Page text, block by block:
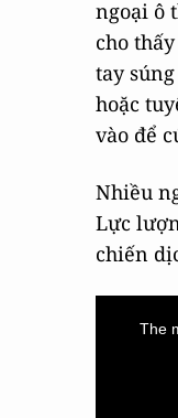
ngoại ô
cho
tay
hoặc
vào để
Nhiều
Lực
chiến
The